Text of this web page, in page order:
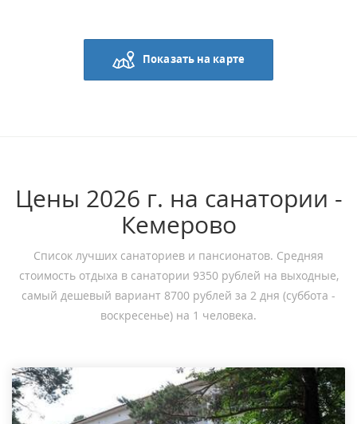
Показать на карте
Цены 2026 г. на санатории -
Кемерово
Список лучших санаториев и пансионатов. Средняя
стоимость отдыха в санатории 9350 рублей на выходные,
самый дешевый вариант 8700 рублей за 2 дня (суббота -
воскресенье) на 1 человека.